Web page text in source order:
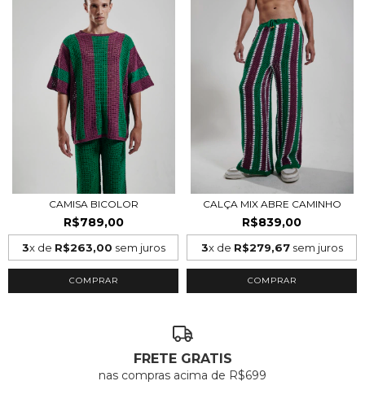
CAMISA BICOLOR
R$789,00
3x de R$263,00 sem juros
COMPRAR
CALÇA MIX ABRE CAMINHO
R$839,00
3x de R$279,67sem juros
COMPRAR
FRETE GRATIS
nas compras acima de R$699